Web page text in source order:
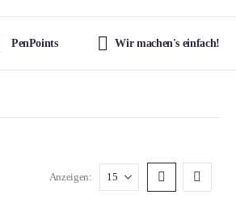
PenPoints Wir machen's einfach!
Anzeigen: